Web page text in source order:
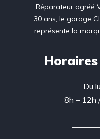
Réparateur agréé
30 ans, le garage
représente la
Du
8h – 12h